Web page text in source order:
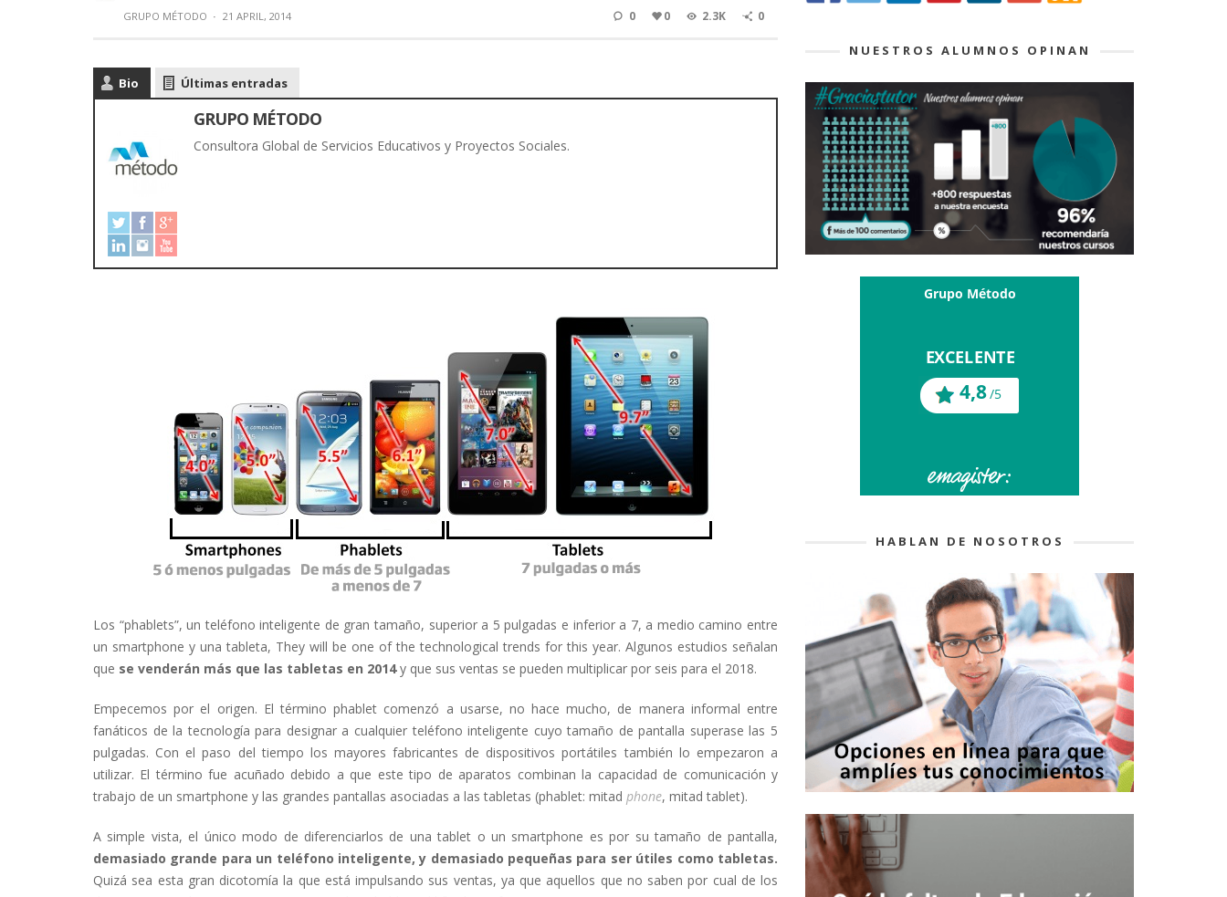
GRUPO MÉTODO · 21 APRIL, 2014 0 0 2.3K 0
Bio Últimas entradas
GRUPO MÉTODO
Consultora Global de Servicios Educativos y Proyectos Sociales.
Los “phablets”, un teléfono inteligente de gran tamaño, superior a 5 pulgadas e inferior a 7, a medio camino entre
un smartphone y una tableta, They will be one of the technological trends for this year. Algunos estudios señalan
que se venderán más que las tabletas en 2014y que sus ventas se pueden multiplicar por seis para el 2018.
Empecemos por el origen. El término phablet comenzó a usarse, no hace mucho, de manera informal entre
fanáticos de la tecnología para designar a cualquier teléfono inteligente cuyo tamaño de pantalla superase las 5
pulgadas. Con el paso del tiempo los mayores fabricantes de dispositivos portátiles también lo empezaron a
utilizar. El término fue acuñado debido a que este tipo de aparatos combinan la capacidad de comunicación y
trabajo de un smartphone y las grandes pantallas asociadas a las tabletas (phablet: mitad phone, mitad tablet).
A simple vista, el único modo de diferenciarlos de una tablet o un smartphone es por su tamaño de pantalla,
demasiado grande para un teléfono inteligente, y demasiado pequeñas para ser útiles como tabletas.
Quizá sea esta gran dicotomía la que está impulsando sus ventas, ya que aquellos que no saben por cual de los
NUESTROS ALUMNOS OPINAN
HABLAN DE NOSOTROS